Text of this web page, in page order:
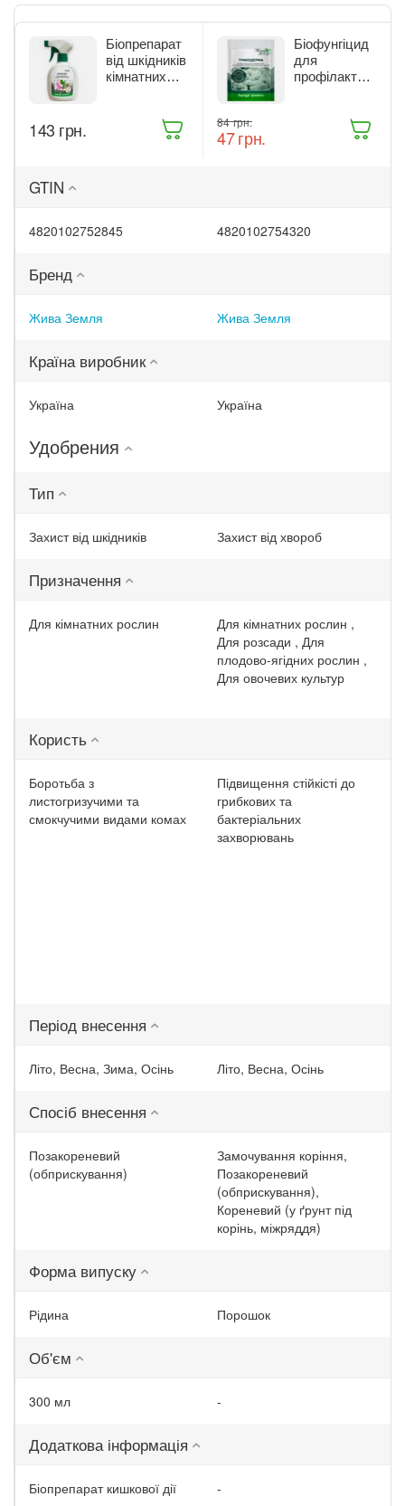
Біопрепарат
від шкідників
кімнатних
спрей 300 мл
‍143‍ грн.
Біофунгіцид
для
профілактики
Триходерма
‍84‍ грн.
‍47‍грн.
GTIN
4820102752845 4820102754320
Бренд
Жива Земля Жива Земля
Країна виробник
Україна Україна
Удобрения
Тип
Захист від шкідників Захист від хвороб
Призначення
Для кімнатних рослин
Для кімнатних рослин ,
Для розсади , Для
плодово-ягідних рослин ,
Для овочевих культур
Користь
Боротьба з
листогризучими та
смокчучими видами комах
Підвищення стійкісті до
грибкових та
бактеріальних
захворювань
Період внесення
Літо, Весна, Зима, Осінь Літо, Весна, Осінь
Спосіб внесення
Позакореневий
(обприскування)
Замочування коріння,
Позакореневий
(обприскування),
Кореневий (у ґрунт під
корінь, міжряддя)
Форма випуску
Рідина Порошок
Об'єм
300 мл -
Додаткова інформація
Біопрепарат кишкової дії -